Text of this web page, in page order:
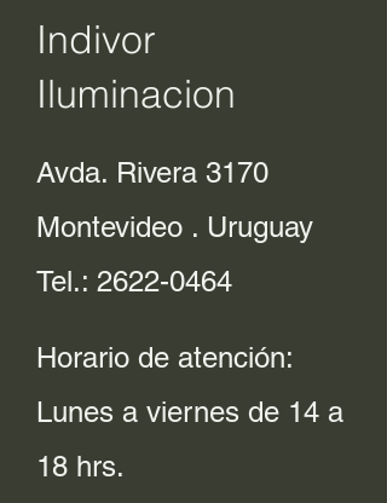
Indivor
Iluminacion
Avda. Rivera 3170
Montevideo . Uruguay
Tel.: 2622-0464
Horario de atención:
Lunes a viernes de 14 a
18 hrs.